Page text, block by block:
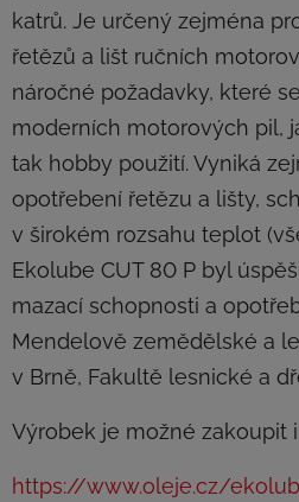
katrů. Je určený zejména
řetězů a lišt ručních
náročné požadavky, které
moderních motorových pil,
tak hobby použití. Vyniká
opotřebení řetězu a lišty,
v širokém rozsahu teplot
Ekolube CUT 80 P byl
mazací schopnosti a
Mendelově zemědělské a
v Brně, Fakultě lesnické a
Výrobek je možné zakoupit
https://www.oleje.cz/